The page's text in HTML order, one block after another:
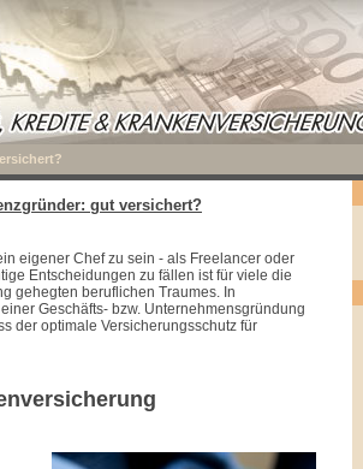
gut versichert?
eigener Chef zu sein - als Freelancer oder
Entscheidungen zu fällen ist für viele die
gehegten beruflichen Traumes. In
Geschäfts- bzw. Unternehmensgründung
der optimale Versicherungsschutz für